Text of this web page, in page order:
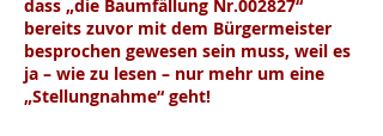
dass „die Baumfällung Nr.002827“
bereits zuvor mit dem Bürgermeister
besprochen gewesen sein muss, weil es
ja – wie zu lesen – nur mehr um eine
„Stellungnahme“ geht!